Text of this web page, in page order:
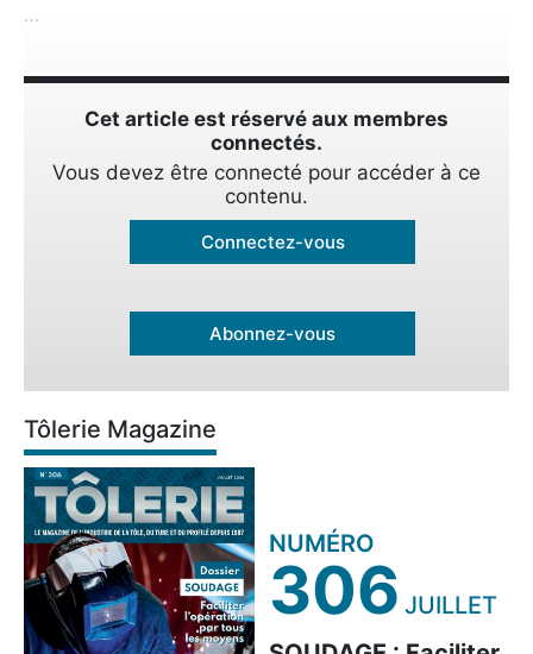
…
Cet article est réservé aux membres
connectés.
Vous devez être connecté pour accéder à ce
contenu.
Connectez-vous
Abonnez-vous
Tôlerie Magazine
NUMÉRO
306 JUILLET